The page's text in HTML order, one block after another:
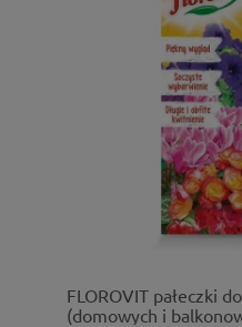
FLOROVIT pałeczki
(domowych i